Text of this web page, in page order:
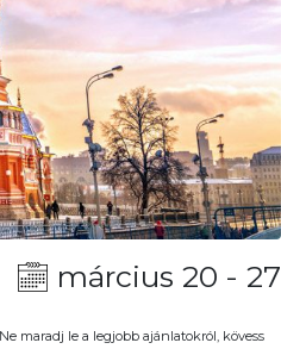
március 20 - 27
maradj le a legjobb ajánlatokról, kövess